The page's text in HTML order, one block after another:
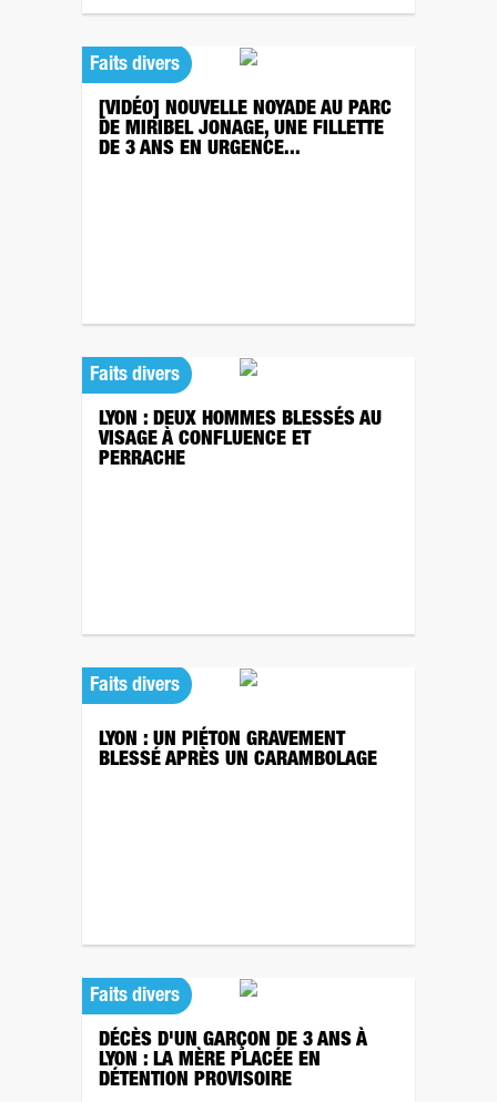
Faits divers
[VIDÉO] NOUVELLE NOYADE AU PARC
DE MIRIBEL JONAGE, UNE FILLETTE
DE 3 ANS EN URGENCE...
Faits divers
LYON : DEUX HOMMES BLESSÉS AU
VISAGE À CONFLUENCE ET
PERRACHE
Faits divers
LYON : UN PIÉTON GRAVEMENT
BLESSÉ APRÈS UN CARAMBOLAGE
Faits divers
DÉCÈS D'UN GARÇON DE 3 ANS À
LYON : LA MÈRE PLACÉE EN
DÉTENTION PROVISOIRE